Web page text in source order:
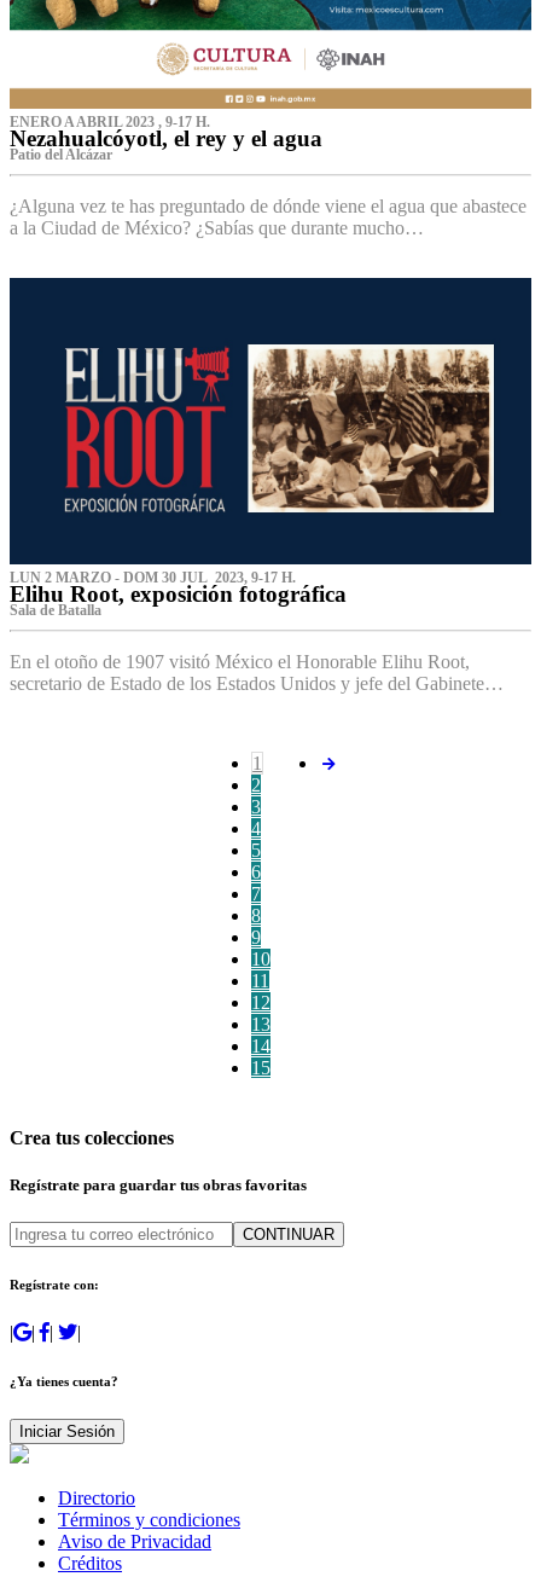
ENERO A ABRIL 2023 , 9-17 H.
Nezahualcóyotl, el rey y el agua
Patio del Alcázar
¿Alguna vez te has preguntado de dónde viene el agua que abastece
a la Ciudad de México? ¿Sabías que durante mucho…
LUN 2 MARZO - DOM 30 JUL 2023, 9-17 H.
Elihu Root, exposición fotográfica
Sala de Batalla
En el otoño de 1907 visitó México el Honorable Elihu Root,
secretario de Estado de los Estados Unidos y jefe del Gabinete…
1
2
3
4
5
6
7
8
9
10
11
12
13
14
15
Crea tus colecciones
Regístrate para guardar tus obras favoritas
CONTINUAR
Regístrate con:
| | | |
¿Ya tienes cuenta?
Iniciar Sesión
Directorio
Términos y condiciones
Aviso de Privacidad
Créditos